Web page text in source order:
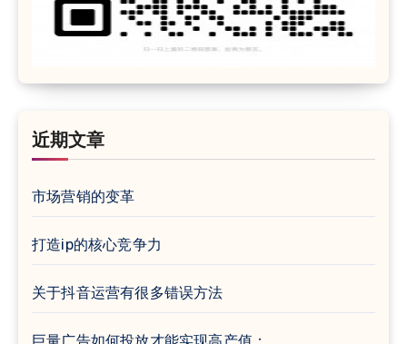
近期文章
市场营销的变革
打造ip的核心竞争力
关于抖音运营有很多错误方法
巨量广告如何投放才能实现高产值：